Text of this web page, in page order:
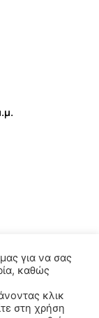
για να σας
καθώς
κλικ
στη χρήση